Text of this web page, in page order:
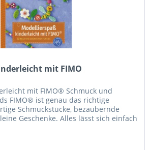
mit FIMO
mit FIMO® Schmuck und
FIMO® ist genau das richtige
Schmuckstücke, bezaubernde
Geschenke. Alles lässt sich einfach